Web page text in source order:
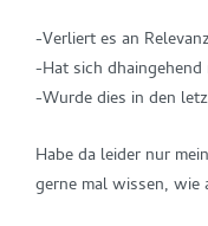
-Verliert es an
-Hat sich
-Wurde dies in den
Habe da leider nur
gerne mal wissen, wie